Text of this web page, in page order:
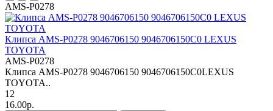
AMS-P0278
Клипса AMS-P0278 9046706150 9046706150C0 LEXUS
TOYOTA
AMS-P0278
Клипса AMS-P0278 9046706150 9046706150C0LEXUS
TOYOTA..
12
16.00р.